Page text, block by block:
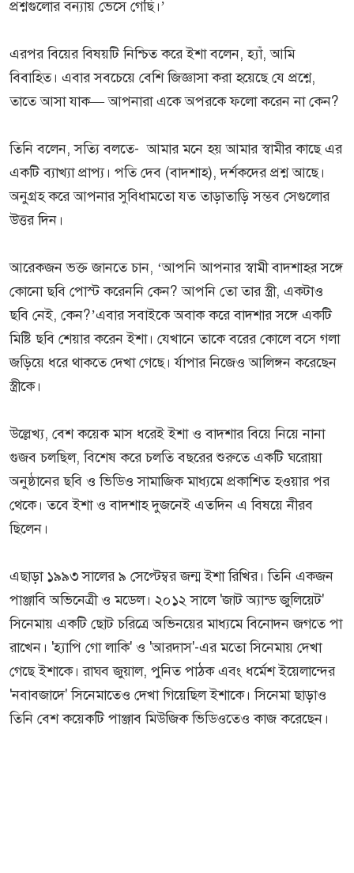
প্রশ্নগুলোর বন্যায় ভেসে গেছি।’
এরপর বিয়ের বিষয়টি নিশ্চিত করে ইশা বলেন, হ্যাঁ, আমি
বিবাহিত। এবার সবচেয়ে বেশি জিজ্ঞাসা করা হয়েছে যে প্রশ্নে,
তাতে আসা যাক— আপনারা একে অপরকে ফলো করেন না কেন?
তিনি বলেন, সত্যি বলতে- আমার মনে হয় আমার স্বামীর কাছে এর
একটি ব্যাখ্যা প্রাপ্য। পতি দেব (বাদশাহ), দর্শকদের প্রশ্ন আছে।
অনুগ্রহ করে আপনার সুবিধামতো যত তাড়াতাড়ি সম্ভব সেগুলোর
উত্তর দিন।
আরেকজন ভক্ত জানতে চান, ‘আপনি আপনার স্বামী বাদশাহর সঙ্গে
কোনো ছবি পোস্ট করেননি কেন? আপনি তো তার স্ত্রী, একটাও
ছবি নেই, কেন?’এবার সবাইকে অবাক করে বাদশার সঙ্গে একটি
মিষ্টি ছবি শেয়ার করেন ইশা। যেখানে তাকে বরের কোলে বসে গলা
জড়িয়ে ধরে থাকতে দেখা গেছে। র্যাপার নিজেও আলিঙ্গন করেছেন
স্ত্রীকে।
উল্লেখ্য, বেশ কয়েক মাস ধরেই ইশা ও বাদশার বিয়ে নিয়ে নানা
গুজব চলছিল, বিশেষ করে চলতি বছরের শুরুতে একটি ঘরোয়া
অনুষ্ঠানের ছবি ও ভিডিও সামাজিক মাধ্যমে প্রকাশিত হওয়ার পর
থেকে। তবে ইশা ও বাদশাহ দুজনেই এতদিন এ বিষয়ে নীরব
ছিলেন।
এছাড়া ১৯৯৩ সালের ৯ সেপ্টেম্বর জন্ম ইশা রিখির। তিনি একজন
পাঞ্জাবি অভিনেত্রী ও মডেল। ২০১২ সালে 'জাট অ্যান্ড জুলিয়েট'
সিনেমায় একটি ছোট চরিত্রে অভিনয়ের মাধ্যমে বিনোদন জগতে পা
রাখেন। 'হ্যাপি গো লাকি' ও 'আরদাস'-এর মতো সিনেমায় দেখা
গেছে ইশাকে। রাঘব জুয়াল, পুনিত পাঠক এবং ধর্মেশ ইয়েলান্দের
'নবাবজাদে' সিনেমাতেও দেখা গিয়েছিল ইশাকে। সিনেমা ছাড়াও
তিনি বেশ কয়েকটি পাঞ্জাব মিউজিক ভিডিওতেও কাজ করেছেন।